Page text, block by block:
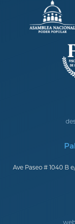
Ave Paseo # 1040 B